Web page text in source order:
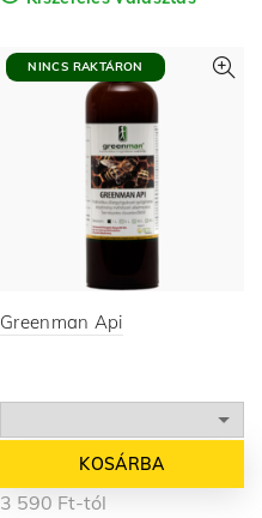
NINCS RAKTÁRON
Greenman Api
KOSÁRBA
3 590 Ft-tól